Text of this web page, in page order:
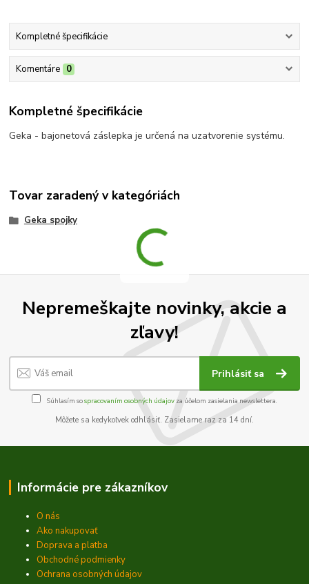
Kompletné špecifikácie
Komentáre 0
Kompletné špecifikácie
Geka - bajonetová záslepka je určená na uzatvorenie systému.
Tovar zaradený v kategóriách
Geka spojky
Nepremeškajte novinky, akcie a
zľavy!
Prihlásiť sa
Súhlasím sospracovaním osobných údajov za účelom zasielania newslettera.
Môžete sa kedykoľvek odhlásiť. Zasielame raz za 14 dní.
Informácie pre zákazníkov
O nás
Ako nakupovať
Doprava a platba
Obchodné podmienky
Ochrana osobných údajov